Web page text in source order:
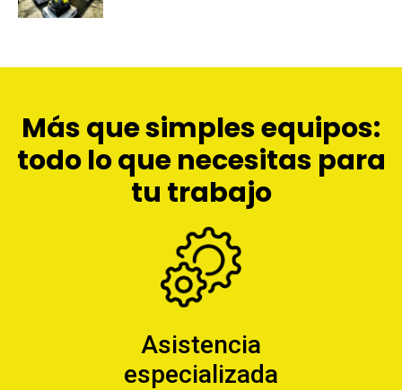
Más que simples equipos:
todo lo que necesitas para
tu trabajo
Asistencia
especializada